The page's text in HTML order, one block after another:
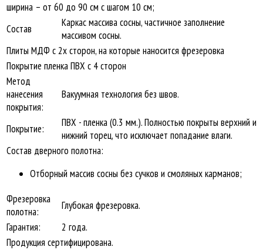
ширина – от 60 до 90 см с шагом 10 см;
Состав
Каркас массива сосны, частичное заполнение
массивом сосны.
Плиты МДФ с 2х сторон, на которые наносится фрезеровка
Покрытие пленка ПВХ с 4 сторон
Метод
нанесения
покрытия:
Вакуумная технология без швов.
Покрытие:
ПВХ - пленка (0.3 мм.). Полностью покрыты верхний и
нижний торец, что исключает попадание влаги.
Состав дверного полотна:
Отборный массив сосны без сучков и смоляных карманов;
Фрезеровка
полотна:
Глубокая фрезеровка.
Гарантия:
2 года.
Продукция сертифицирована.